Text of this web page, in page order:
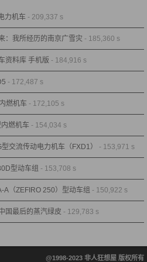
力机车 - 209,337 s
：我所经历的南京广雪灾 - 185,360 s
资料库 手机版 - 184,916 s
- 172,487 s
燃机车 - 172,105 s
燃机车 - 154,034 s
交流传动电力机车（FXD1） - 153,971 s
型动车组 - 153,708 s
A（ZEFIRO 250）型动车组 - 150,922 s
国最后的蒸汽绿皮 - 129,783 s
@1998-2023 非人狂想屋 版权所有